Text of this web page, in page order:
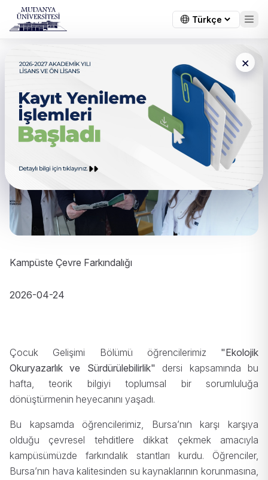
×
Kampüste Çevre Farkındalığı
Kampüste Çevre Farkındalığı
2026-04-24
Çocuk Gelişimi Bölümü öğrencilerimiz "Ekolojik
Okuryazarlık ve Sürdürülebilirlik" dersi kapsamında bu
hafta, teorik bilgiyi toplumsal bir sorumluluğa
dönüştürmenin heyecanını yaşadı.
Bu kapsamda öğrencilerimiz, Bursa’nın karşı karşıya
olduğu çevresel tehditlere dikkat çekmek amacıyla
kampüsümüzde farkındalık stantları kurdu. Öğrenciler,
Bursa’nın hava kalitesinden su kaynaklarının korunmasına,